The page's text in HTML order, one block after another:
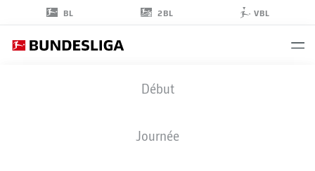
BL 2BL VBL
Début
Journée